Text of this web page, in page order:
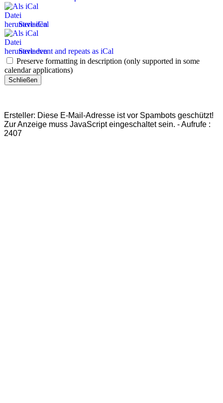
Save iCal
Save event and repeats as iCal
Preserve formatting in description (only supported in some
calendar applications)
Schließen
Ersteller: Diese E-Mail-Adresse ist vor Spambots geschützt!
Zur Anzeige muss JavaScript eingeschaltet sein. -Aufrufe :
2407